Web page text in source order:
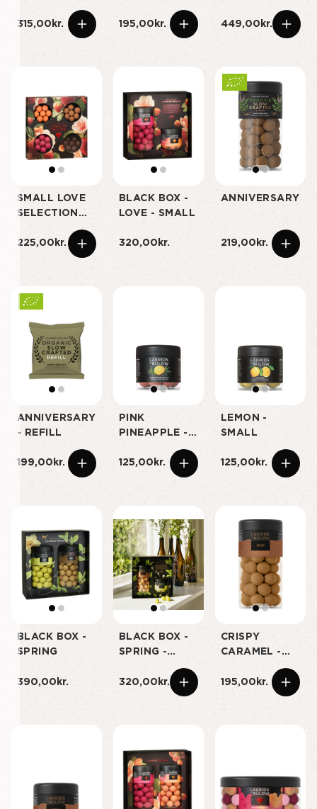
315,00kr. 195,00kr.
449,00kr.
SMALL LOVE
SELECTION
225,00kr.
BLACK BOX -
LOVE - SMALL
320,00kr.
ANNIVERSARY
219,00kr.
ANNIVERSARY
- REFILL
199,00kr.
PINK
PINEAPPLE -
125,00kr.
LEMON -
SMALL
125,00kr.
BLACK BOX -
SPRING
390,00kr.
BLACK BOX -
SPRING -
320,00kr.
CRISPY
CARAMEL -
195,00kr.